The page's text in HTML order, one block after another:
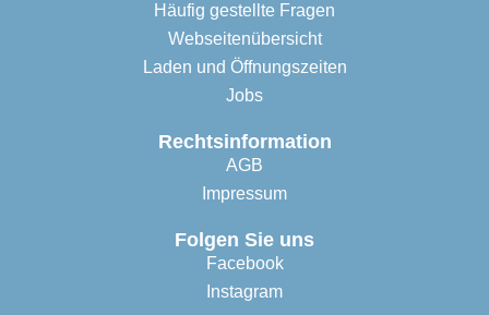
Häufig gestellte Fragen
Webseitenübersicht
Laden und Öffnungszeiten
Jobs
Rechtsinformation
AGB
Impressum
Folgen Sie uns
Facebook
Instagram